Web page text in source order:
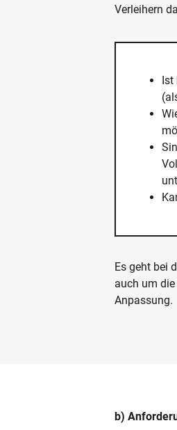
Verleihern
Es geht bei
auch um
Anpassung.
b)